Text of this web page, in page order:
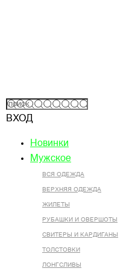
ВХОД
Новинки
Мужское
ВСЯ ОДЕЖДА
ВЕРХНЯЯ ОДЕЖДА
ЖИЛЕТЫ
РУБАШКИ И ОВЕРШОТЫ
СВИТЕРЫ И КАРДИГАНЫ
ТОЛСТОВКИ
ЛОНГСЛИВЫ